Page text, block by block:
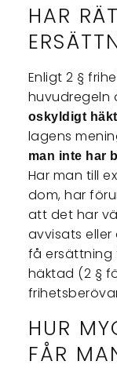
HAR
Enligt 2 §
oskyldigt
lagens
man inte har
Har man till
dom, har
att det har
avvisats
få ersättning
häktad (2 §
HUR
FÅR